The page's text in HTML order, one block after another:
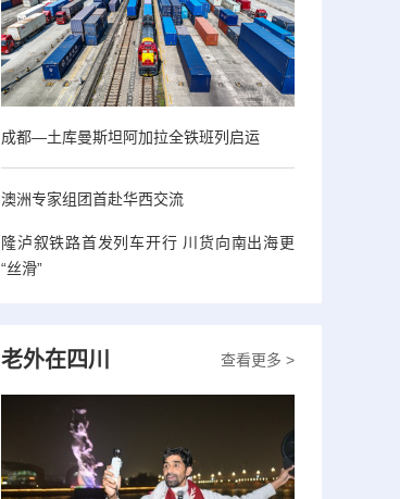
成都—土库曼斯坦阿加拉全铁班列启运
澳洲专家组团首赴华西交流
隆泸叙铁路首发列车开行 川货向南出海更
“丝滑”
查看更多 >
老外在四川